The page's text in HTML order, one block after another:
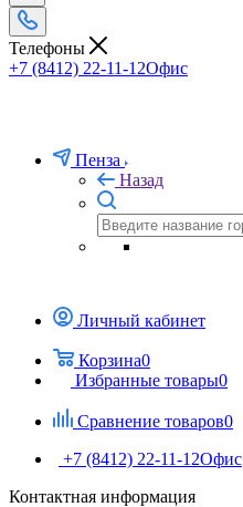
Телефоны
+7 (8412) 22-11-12Офис
Пенза
Назад
Личный кабинет
Корзина0
Избранные товары0
Сравнение товаров0
+7 (8412) 22-11-12Офис
Контактная информация